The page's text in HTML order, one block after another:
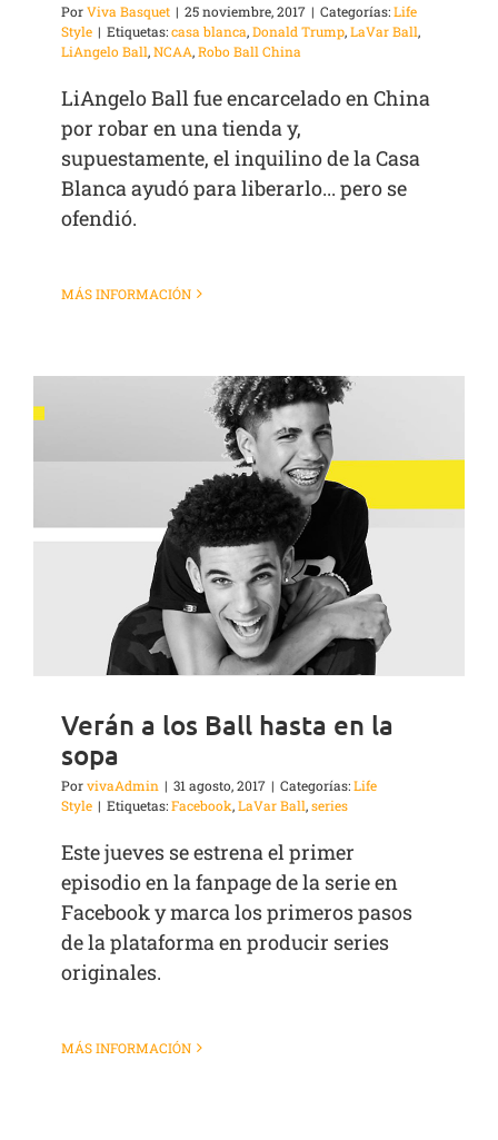
PorViva Basquet | 25 noviembre, 2017 | Categorías:Life
Style | Etiquetas:casa blanca,Donald Trump,LaVar Ball,
LiAngelo Ball,NCAA,Robo Ball China
LiAngelo Ball fue encarcelado en China
por robar en una tienda y,
supuestamente, el inquilino de la Casa
Blanca ayudó para liberarlo... pero se
ofendió.
MÁS INFORMACIÓN
Verán a los Ball hasta en la
sopa
PorvivaAdmin | 31 agosto, 2017 | Categorías:Life
Style | Etiquetas:Facebook,LaVar Ball,series
Este jueves se estrena el primer
episodio en la fanpage de la serie en
Facebook y marca los primeros pasos
de la plataforma en producir series
originales.
MÁS INFORMACIÓN